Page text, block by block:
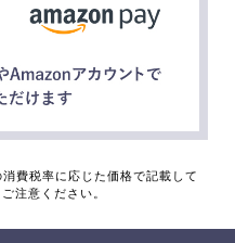
費税率に応じた価格で記載して
注意ください。